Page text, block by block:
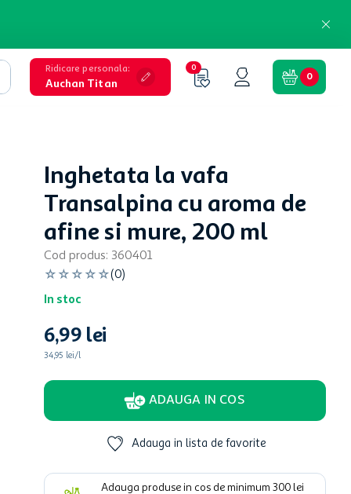
Ridicare personala:
Auchan Titan
0
0
Inghetata la vafa
Transalpina cu aroma de
afine si mure, 200 ml
Cod produs: 360401
☆ ☆ ☆ ☆ ☆(0)
In stoc
6,99 lei
34,95 lei/l
ADAUGA IN COS
Adauga in lista de favorite
Adauga produse in cos de minimum 300 lei